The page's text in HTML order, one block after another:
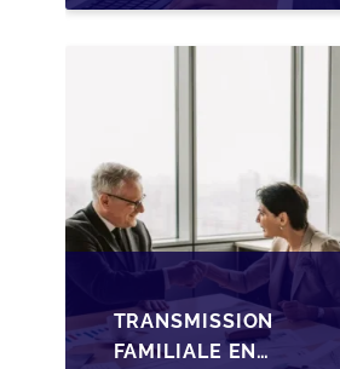
WALLONIE SUR LA
TRANSMISSION
TRANSMISSION
FAMILIALE EN